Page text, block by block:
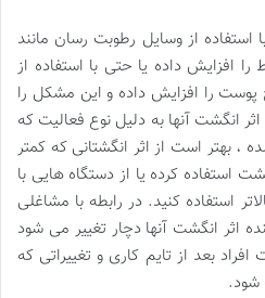
از وسایل رطوبت رسان مانند
افزایش داده یا حتی با استفاده از
را افزایش داده و این مشکل را
انگشت آنها به دلیل نوع فعالیت که
بهتر است از اثر انگشتانی که کمتر
استفاده کرده یا از دستگاه هایی با
استفاده کنید. در رابطه با مشاغلی
اثر انگشت آنها دچار تغییر می شود
بعد از تایم کاری و تغییراتی که
شود.